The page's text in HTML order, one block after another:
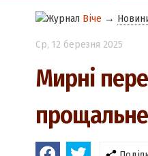
Віче →
Ср, 12 березня 2025
Мирні